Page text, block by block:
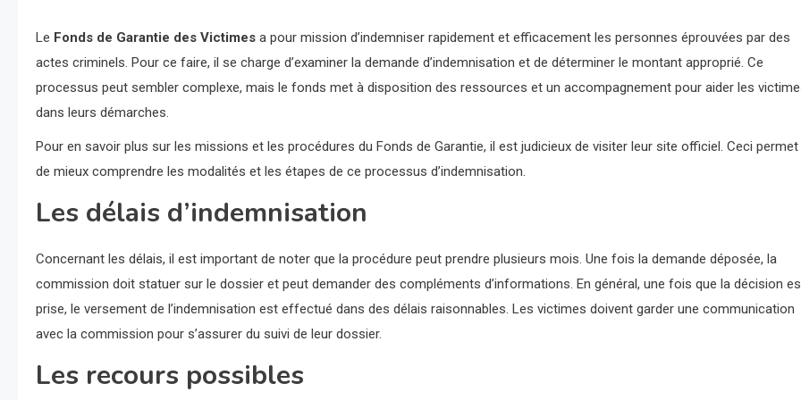
Le Fonds de Garantie des Victimes a pour mission d’indemniser rapidement et efficacement les personnes éprouvées par des
actes criminels. Pour ce faire, il se charge d’examiner la demande d’indemnisation et de déterminer le montant approprié. Ce
processus peut sembler complexe, mais le fonds met à disposition des ressources et un accompagnement pour aider les
dans leurs démarches.
Pour en savoir plus sur les missions et les procédures du Fonds de Garantie, il est judicieux de visiter leur site officiel. Ceci permet
de mieux comprendre les modalités et les étapes de ce processus d’indemnisation.
Les délais d’indemnisation
Concernant les délais, il est important de noter que la procédure peut prendre plusieurs mois. Une fois la demande déposée, la
commission doit statuer sur le dossier et peut demander des compléments d’informations. En général, une fois que la décision
prise, le versement de l’indemnisation est effectué dans des délais raisonnables. Les victimes doivent garder une communication
avec la commission pour s’assurer du suivi de leur dossier.
Les recours possibles